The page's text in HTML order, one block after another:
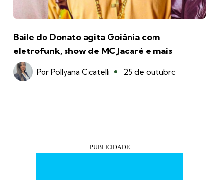
Baile do Donato agita Goiânia com
eletrofunk, show de MC Jacaré e mais
Por Pollyana Cicatelli 25 de outubro